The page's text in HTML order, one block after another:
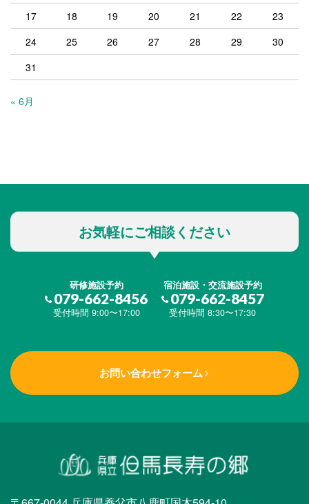
17
18 19 20 21 22
23
24
25 26 27 28 29
30
31
« 6月
お気軽にご相談ください
研修施設予約
079-662-8456
受付時間 9:00〜17:00
宿泊施設・交流施設予約
079-662-8457
受付時間 8:30〜17:30
お問い合わせフォーム